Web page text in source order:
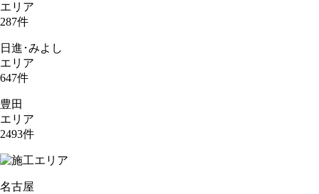
エリア
287件
日進･みよし
エリア
647件
豊田
エリア
2493件
名古屋